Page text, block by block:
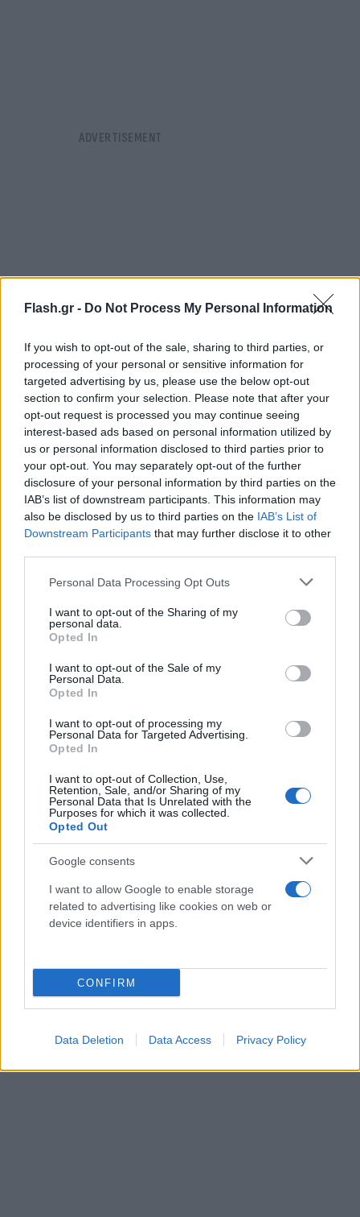
Flash.gr - Do Not Process My Personal Information
If you wish to opt-out of the sale, sharing to third parties, or
processing of your personal or sensitive information for
targeted advertising by us, please use the below opt-out
section to confirm your selection. Please note that after your
opt-out request is processed you may continue seeing
interest-based ads based on personal information utilized by
us or personal information disclosed to third parties prior to
your opt-out. You may separately opt-out of the further
disclosure of your personal information by third parties on the
IAB’s list of downstream participants. This information may
also be disclosed by us to third parties on the IAB’s List of
Downstream Participants that may further disclose it to other
Please note that this website/app uses one or more Google
not limited to your visit or usage behaviour. You may click to
grant or deny consent to Google and its third-party tags to
use your data for below specified purposes in below Google
consent section.
Personal Data Processing Opt Outs
I want to opt-out of the Sharing of my
personal data.
Opted In
I want to opt-out of the Sale of my
Personal Data.
Opted In
I want to opt-out of processing my
Personal Data for Targeted Advertising.
Opted In
I want to opt-out of Collection, Use,
Retention, Sale, and/or Sharing of my
Personal Data that Is Unrelated with the
Purposes for which it was collected.
Opted Out
Google consents
I want to allow Google to enable storage
related to advertising like cookies on web or
device identifiers in apps.
CONFIRM
Data Deletion Data Access Privacy Policy
Στο σημείο έσπευσαν άμεσα στελέχη του
Λιμενικού, εκ των οποίων ένα εξ αυτών βούτηξε
στη θάλασσα και με τη χρήση σωσιβίων βοήθησαν
τους δύο ναυτικούς να εξέλθουν στην προβλήτα.
Ο ανακριτής για το συμβάν στο πλοίο διέταξε τη
Η υπόθεση βρίσκεται στη δικαιοσύνη.